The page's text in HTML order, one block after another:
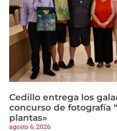
Cedillo entrega los
concurso de fotografía
plantas»
agosto 6, 2026